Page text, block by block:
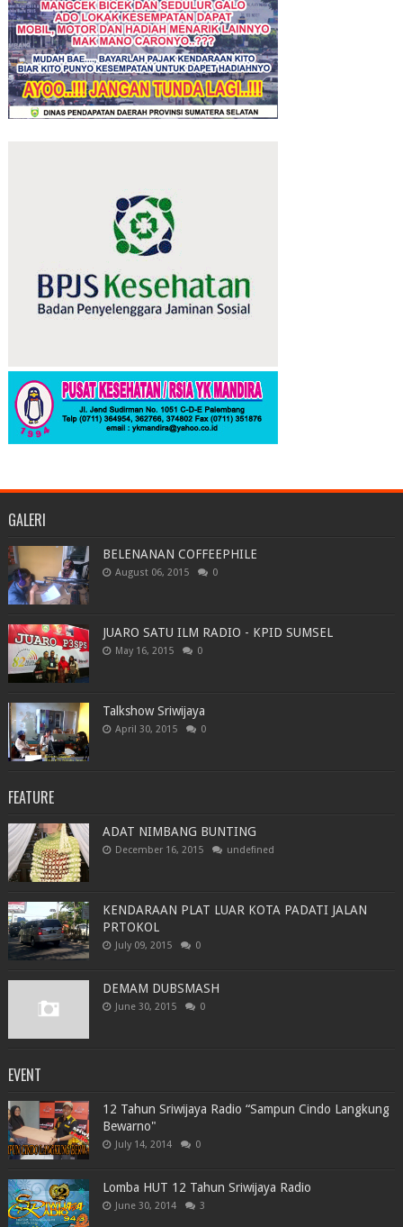
GALERI
BELENANAN COFFEEPHILE
August 06, 2015 0
JUARO SATU ILM RADIO - KPID SUMSEL
May 16, 2015 0
Talkshow Sriwijaya
April 30, 2015 0
FEATURE
ADAT NIMBANG BUNTING
December 16, 2015 undefined
KENDARAAN PLAT LUAR KOTA PADATI JALAN
PRTOKOL
July 09, 2015 0
DEMAM DUBSMASH
June 30, 2015 0
EVENT
12 Tahun Sriwijaya Radio “Sampun Cindo Langkung
Bewarno"
July 14, 2014 0
Lomba HUT 12 Tahun Sriwijaya Radio
June 30, 2014 3